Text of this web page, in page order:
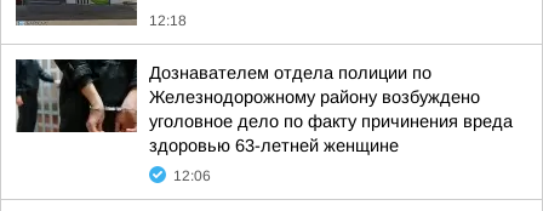
12:18
Дознавателем отдела полиции по
Железнодорожному району возбуждено
уголовное дело по факту причинения вреда
здоровью 63-летней женщине
12:06